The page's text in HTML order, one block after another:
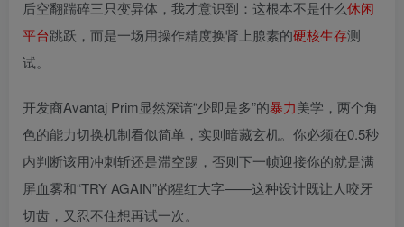
后空翻踹碎三只变异体，我才意识到：这根本不是什么休闲
平台跳跃，而是一场用操作精度换肾上腺素的硬核生存测
试。
开发商Avantaj Prim显然深谙“少即是多”的暴力美学，两个角
色的能力切换机制看似简单，实则暗藏玄机。你必须在0.5秒
内判断该用冲刺斩还是滞空踢，否则下一帧迎接你的就是满
屏血雾和“TRY AGAIN”的猩红大字——这种设计既让人咬牙
切齿，又忍不住想再试一次。